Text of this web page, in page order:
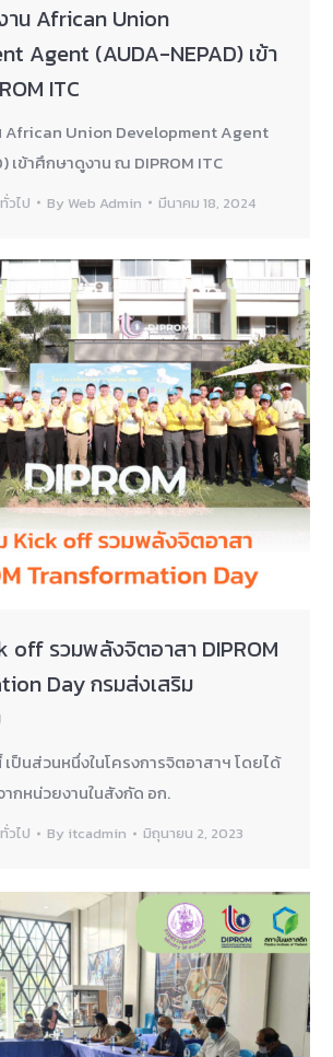
น African Union
Agent (AUDA-NEPAD) เข้า
ITC
Union Development Agent
เข้าศึกษาดูงาน ณ DIPROM ITC
วไป By Web Admin มีนาคม 18, 2024
off รวมพลังจิตอาสา DIPROM
Day กรมส่งเสริม
ป็นส่วนหนึ่งในโครงการจิตอาสาฯ โดยได้
กหน่วยงานในสังกัด อก.
วไป By itcadmin มิถุนายน 2, 2023